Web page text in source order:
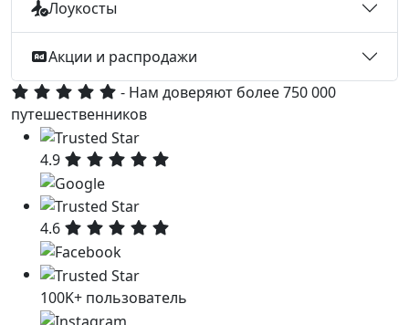
Лоукосты
Акции и распродажи
- Нам доверяют более 750 000
путешественников
4.9
4.6
100K+ пользователь